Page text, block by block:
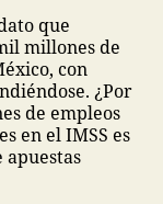
que
millones de
con
¿Por
de empleos
en el IMSS es
apuestas